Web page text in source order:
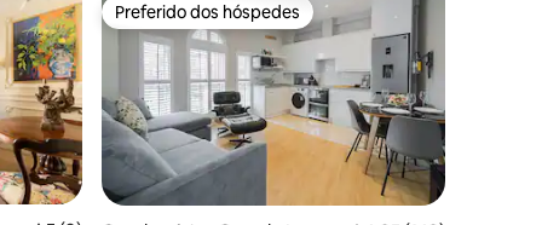
Preferido dos hóspedes
Preferido dos hóspedes